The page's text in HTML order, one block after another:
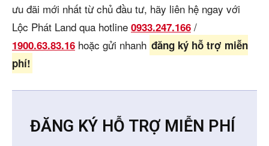
ưu đãi mới nhất từ chủ đầu tư, hãy liên hệ ngay với
Lộc Phát Land qua hotline 0933.247.166 /
1900.63.83.16 hoặc gửi nhanh đăng ký hỗ trợ miễn
phí!
ĐĂNG KÝ HỖ TRỢ MIỄN PHÍ